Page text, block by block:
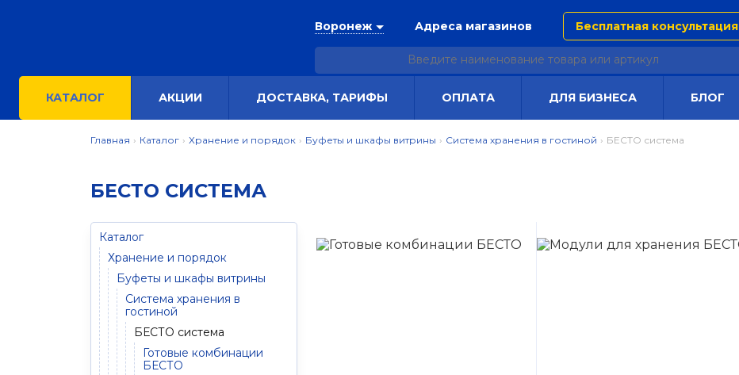
Воронеж Адреса магазинов Бесплатная консультация
КАТАЛОГ АКЦИИ ДОСТАВКА, ТАРИФЫ ОПЛАТА ДЛЯ БИЗНЕСА БЛОГ
Главная › Каталог › Хранение и порядок › Буфеты и шкафы витрины › Система хранения в гостиной › БЕСТО система
БЕСТО СИСТЕМА
Каталог
Хранение и порядок
Буфеты и шкафы витрины
Система хранения в
гостиной
БЕСТО система
Готовые комбинации
БЕСТО